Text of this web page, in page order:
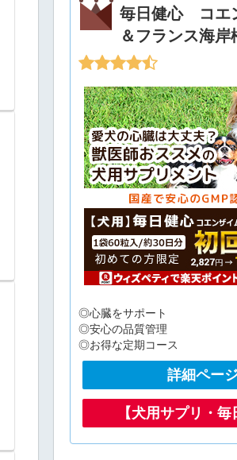
毎日健心 コエ
＆フランス海岸
◎心臓をサポート
◎安心の品質管理
◎お得な定期コース
詳細ペー
【犬用サプリ・毎